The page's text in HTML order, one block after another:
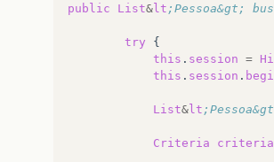
public List&lt ;Pessoa&gt;
try
this . session =
this . session .
List&lt
Criteria criteria